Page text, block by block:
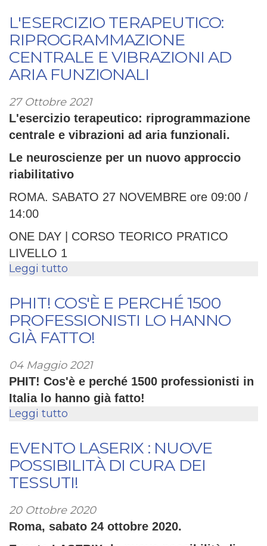
dell'esercizio
terapeutico
e
la
riprogrammazione
27
novembre
L'ESERCIZIO TERAPEUTICO:
RIPROGRAMMAZIONE
CENTRALE E VIBRAZIONI AD
ARIA FUNZIONALI
27 Ottobre 2021
L'esercizio terapeutico: riprogrammazione
centrale e vibrazioni ad aria funzionali.
Le neuroscienze per un nuovo approccio
riabilitativo
ROMA. SABATO 27 NOVEMBRE ore 09:00 /
14:00
ONE DAY | CORSO TEORICO PRATICO
LIVELLO 1
Leggi tutto
TERAPEUTICO:
RIPROGRAMMAZIONE
CENTRALE
E
VIBRAZIONI
AD
ARIA
FUNZIONALI
PHIT! COS'È E PERCHÉ 1500
PROFESSIONISTI LO HANNO
GIÀ FATTO!
04 Maggio 2021
PHIT! Cos'è e perché 1500 professionisti in
Italia lo hanno già fatto! ​
Leggi tutto
cos'è
e
perché
1500
professionisti
lo
hanno
EVENTO LASERIX : NUOVE
POSSIBILITÀ DI CURA DEI
TESSUTI!
20 Ottobre 2020
Roma, sabato 24 ottobre 2020.